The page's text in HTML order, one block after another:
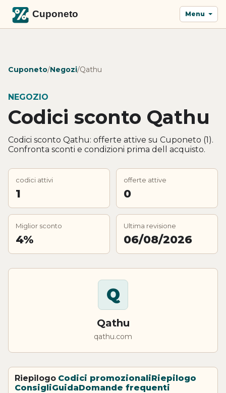
Menu
Cuponeto/Negozi/Qathu
NEGOZIO
Codici sconto Qathu
Codici sconto Qathu: offerte attive su Cuponeto (1).
Confronta sconti e condizioni prima dell acquisto.
codici attivi
1
offerte attive
0
Miglior sconto
4%
Ultima revisione
06/08/2026
Q
Qathu
qathu.com
Riepilogo Codici promozionaliRiepilogo
ConsigliGuidaDomande frequenti